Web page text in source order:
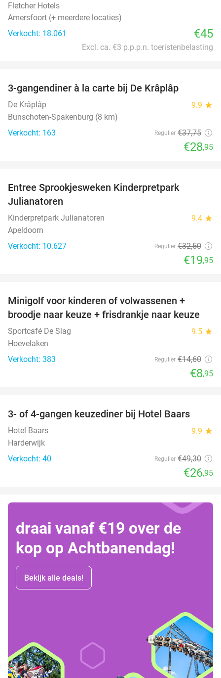
Fletcher Hotels
Amersfoort (+ meerdere locaties)
Verkocht: 18.061
€45
Excl. ca. €3 p.p.p.n. toeristenbelasting
3-gangendiner à la carte bij De Krâplâp
De Krâplâp 9.9 star
Bunschoten-Spakenburg (8 km)
Verkocht: 163
Regulier €37,75
€28,95
Entree Sprookjesweken Kinderpretpark
Julianatoren
Kinderpretpark Julianatoren 9.4 star
Apeldoorn
Verkocht: 10.627
Regulier €32,50
€19,95
Minigolf voor kinderen of volwassenen +
broodje naar keuze + frisdrankje naar keuze
Sportcafé De Slag 9.5 star
Hoevelaken
Verkocht: 383
Regulier €14,60
€8,95
3- of 4-gangen keuzediner bij Hotel Baars
Hotel Baars 9.9 star
Harderwijk
Verkocht: 40
Regulier €49,30
€26,95
draai vanaf €19 over de
kop op Achtbanendag!
Bekijk alle deals!